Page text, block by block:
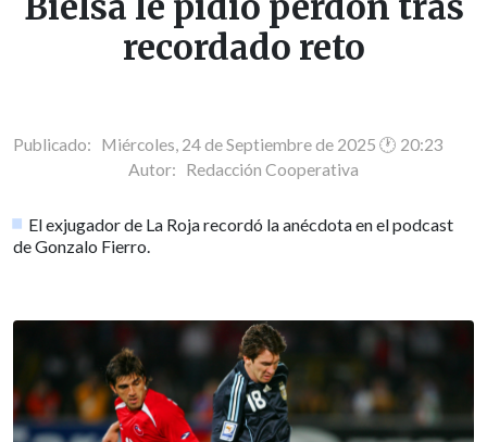
recordado reto
Publicado: Miércoles, 24 de Septiembre de 2025 🕐 20:23
Autor: Redacción Cooperativa
El exjugador de La Roja recordó la anécdota en el podcast
de Gonzalo Fierro.